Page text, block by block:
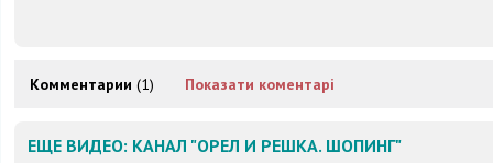
Комментарии (1) Показати коментарі
ЕЩЕ ВИДЕО: КАНАЛ "ОРЕЛ И РЕШКА. ШОПИНГ"